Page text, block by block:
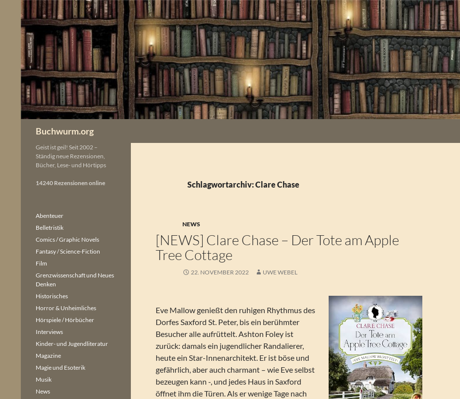
springen
Buchwurm.org
Schlagwortarchiv: Clare Chase
NEWS
[NEWS] Clare Chase – Der Tote am Apple
Tree Cottage
22. NOVEMBER 2022 UWE WEBEL
Eve Mallow genießt den ruhigen Rhythmus des
Dorfes Saxford St. Peter, bis ein berühmter
Besucher alle aufrüttelt. Ashton Foley ist
zurück: damals ein jugendlicher Randalierer,
heute ein Star-Innenarchitekt. Er ist böse und
gefährlich, aber auch charmant – wie Eve selbst
bezeugen kann -, und jedes Haus in Saxford
öffnet ihm die Türen. Als er wenige Tage nach
Geist ist geil! Seit 2002 –
Ständig neue Rezensionen,
Bücher, Lese- und Hörtipps
14240 Rezensionen online
Abenteuer
Belletristik
Comics / Graphic Novels
Fantasy / Science-Fiction
Film
Grenzwissenschaft und Neues
Denken
Historisches
Horror & Unheimliches
Hörspiele / Hörbücher
Interviews
Kinder- und Jugendliteratur
Magazine
Magie und Esoterik
Musik
News